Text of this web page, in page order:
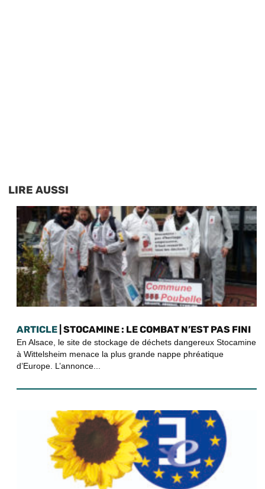
LIRE AUSSI
ARTICLE | STOCAMINE : LE COMBAT N’EST PAS FINI
En Alsace, le site de stockage de déchets dangereux Stocamine
à Wittelsheim menace la plus grande nappe phréatique
d’Europe. L’annonce...